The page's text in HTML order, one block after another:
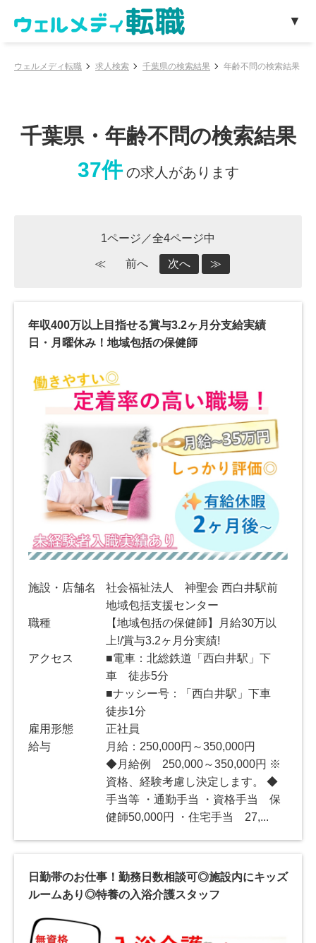
ウェルメディ転職 求人検索 千葉県の検索結果 年齢不問の検索結果
千葉県・年齢不問の検索結果
37件 の求人があります
1ページ／全4ページ中
≪ 前へ 次へ ≫
年収400万以上目指せる賞与3.2ヶ月分支給実績
日・月曜休み！地域包括の保健師
施設・店舗名
社会福祉法人 神聖会 西白井駅前
地域包括支援センター
職種
【地域包括の保健師】月給30万以
上!/賞与3.2ヶ月分実績!
アクセス
■電車：北総鉄道「西白井駅」下
車 徒歩5分
■ナッシー号：「西白井駅」下車
徒歩1分
雇用形態
正社員
給与
月給：250,000円～350,000円
◆月給例 250,000～350,000円 ※
資格、経験考慮し決定します。 ◆
手当等 ・通勤手当 ・資格手当 保
健師50,000円 ・住宅手当 27,...
日勤帯のお仕事！勤務日数相談可◎施設内にキッズ
ルームあり◎特養の入浴介護スタッフ